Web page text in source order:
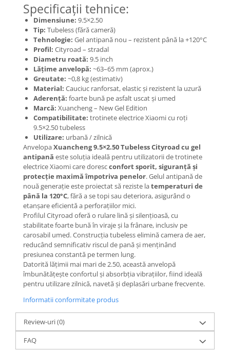
Baterii
Controlere & Conversoare DC/DC
Încărcătoare
Prize de încărcare
Cabluri pentru baterii
Componente baterii
Localizatoare GPS
Mecanică
Furci / mânere principale &
secundare
Pliere, pasadores & tije
Crickuri / suporturi parcare
Suspensii & amortizoare
Rulmenți
Transmisii & lanțuri
Claxoane / sonerii (timbres)
Frâne
Discuri de frana
Plăcuțe de frână
Etrieri
Cabluri de frână
Manete de frână
Consumabile & Unelte
Conectori
Specificații tehnice:
Dimensiune: 9.5×2.50
Tip: Tubeless (fără cameră)
Tehnologie: Gel antipană nou – rezistent până la +120°C
Profil: Cityroad – stradal
Diametru roată: 9.5 inch
Lățime anvelopă: ~63–65 mm (aprox.)
Greutate: ~0,8 kg (estimativ)
Material: Cauciuc ranforsat, elastic și rezistent la uzură
Aderență: foarte bună pe asfalt uscat și umed
Marcă: Xuancheng – New Gel Edition
Compatibilitate: trotinete electrice Xiaomi cu roți
9.5×2.50 tubeless
Utilizare: urbană / zilnică
AnvelopaXuancheng 9.5×2.50 Tubeless Cityroad cu gel
antipană este soluția ideală pentru utilizatorii de trotinete
electrice Xiaomi care dorescconfort sporit, siguranță și
protecție maximă împotriva penelor. Gelul antipană de
nouă generație este proiectat să reziste latemperaturi de
până la 120°C, fără a se topi sau deteriora, asigurând o
etanșare eficientă a perforațiilor mici.
Profilul Cityroad oferă o rulare lină și silențioasă, cu
stabilitate foarte bună în viraje și la frânare, inclusiv pe
carosabil umed. Construcția tubeless elimină camera de aer,
reducând semnificativ riscul de pană și menținând
presiunea constantă pe termen lung.
Datorită lățimii mai mari de 2.50, această anvelopă
îmbunătățește confortul și absorbția vibrațiilor, fiind ideală
pentru utilizare zilnică, navetă și deplasări urbane frecvente.
Informatii conformitate produs
Review-uri(0)
FAQ